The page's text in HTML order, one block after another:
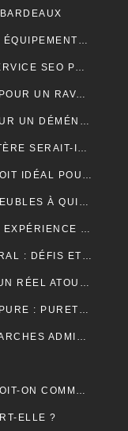
POURQUOI CHOISIR LES MEILLEURS ÉQUIPEMENTS D’ISOLATION PHONIQUE POUR TOITURE ?
CINQ RAISONS DE MISER SUR UN SERVICE SEO PROFESSIONNEL
COMMENT CHOISIR LES COULEURS POUR UN RAVALEMENT DE FAÇADE ?
LES SERVICES INDISPENSABLES POUR UN DÉMÉNAGEMENT RÉUSSI EN BRETAGNE
UN DÉMÉNAGEMENT DANS LE FINISTÈRE SERAIT-IL UNE BONNE IDÉE?
POURQUOI LE HAVRE EST-IL L’ENDROIT IDÉAL POUR UN NOUVEAU DÉPART EN 2024 ?
COMMENT LE SERVICE DE GARDE-MEUBLES À QUIMPER PEUT-IL SIMPLIFIER VOTRE DÉMÉNAGEMENT ET PROTÉGER VOS BIENS ?
QUAND VISITER NOSY VE POUR UNE EXPÉRIENCE INOUBLIABLE ?
L’ABATTAGE D’ARBRE EN MILIEU RURAL : DÉFIS ET SOLUTIONS
LE STAGE ACTING CAMÉRA À PARIS UN RÉEL ATOUT POUR VOTRE CARRIÈRE DE COMÉDIEN ?
LA TECHNOLOGIE DU FILTRE FILTROPURE : PURETÉ ET PERFORMANCE
ABATTAGE D’ARBRE : QUELLES DÉMARCHES ADMINISTRATIVES ?
RÉNOVATION DE MAISON : PAR OÙ DOIT-ON COMMENCER ?
ELLE ?